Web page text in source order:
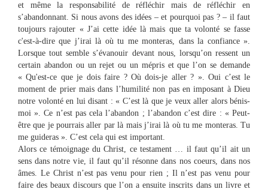
et même la responsabilité de réfléchir mais de réfléchir en
s’abandonnant. Si nous avons des idées – et pourquoi pas ? – il faut
toujours rajouter « J’ai cette idée là mais que ta volonté se fasse
c'est-à-dire que j’irai là où tu me monteras, dans la confiance ».
Lorsque tout semble s’évanouir devant nous, lorsqu’on ressent un
certain abandon ou un rejet ou un mépris et que l’on se demande
« Qu'est-ce que je dois faire ? Où dois-je aller ? ». Oui c’est le
moment de prier mais dans l’humilité non pas en imposant à Dieu
notre volonté en lui disant : « C’est là que je veux aller alors bénis-
moi ». Ce n’est pas cela l’abandon ; l’abandon c’est dire : « Peut-
être que je pourrais aller par là mais j’irai là où tu me monteras. Tu
me guideras ». C’est cela qui est important.
Alors ce témoignage du Christ, ce testament … il faut qu’il ait un
sens dans notre vie, il faut qu’il résonne dans nos coeurs, dans nos
âmes. Le Christ n’est pas venu pour rien ; Il n’est pas venu pour
faire des beaux discours que l’on a ensuite inscrits dans un livre et